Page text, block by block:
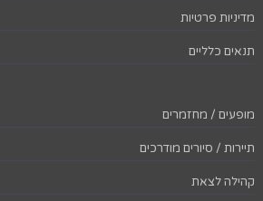
מדיניות פרטיות
תנאים כלליים
מופעים / מחזמרים
תיירות / סיורים מודרכים
קהילה לצאת